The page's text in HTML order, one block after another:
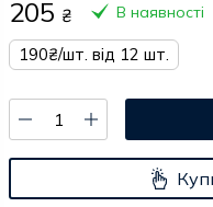
205 ₴ В наявності
190₴/шт. від 12 шт.